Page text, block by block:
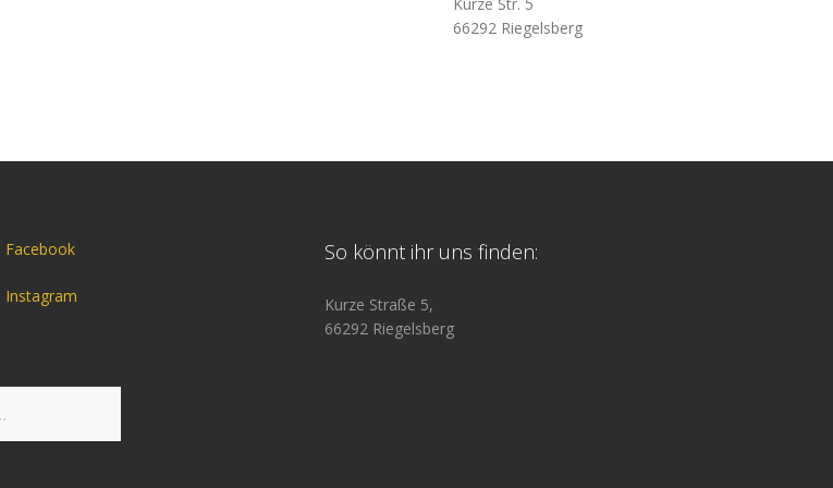
66292 Riegelsberg
Facebook
Instagram
So könnt ihr uns finden:
Kurze Straße 5,
66292 Riegelsberg